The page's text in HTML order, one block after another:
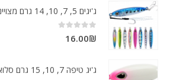
ג'יגים 5, 7, 10, 14 גרם מצויינים
0
out of 5
16.00₪
ג'יג טיפה 7, 10, 15 גרם סלואו